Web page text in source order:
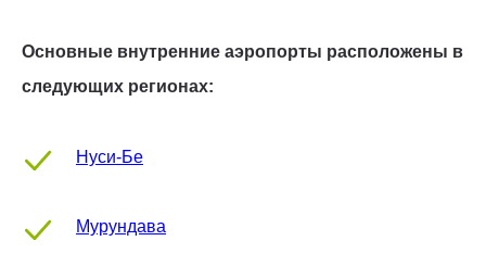
Основные внутренние аэропорты расположены в
следующих регионах:
Нуси-Бе
Мурундава